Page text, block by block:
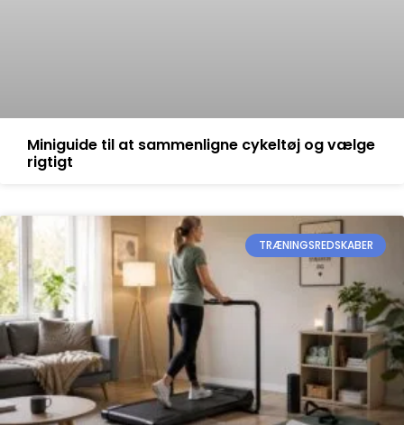
Miniguide til at sammenligne cykeltøj og vælge
rigtigt
TRÆNINGSREDSKABER